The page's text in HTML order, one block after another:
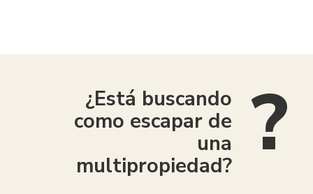
¿Está buscando
como escapar de
una
multipropiedad?